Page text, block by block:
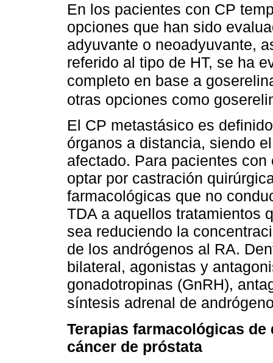
En los pacientes con CP
opciones que han sido
adyuvante o neoadyuvante,
referido al tipo de HT, se ha
completo en base a
otras opciones como
El CP metastásico es
órganos a distancia, siendo
afectado. Para pacientes
optar por castración
farmacológicas que no
TDA a aquellos tratamientos
sea reduciendo la
de los andrógenos al RA.
bilateral, agonistas y
gonadotropinas (GnRH),
síntesis adrenal de
Terapias farmacológicas
cáncer de próstata